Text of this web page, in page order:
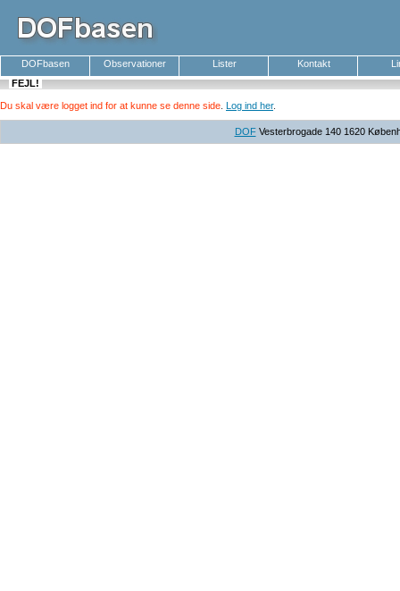
DOFbasen Observationer Lister Kontakt
FEJL!
Du skal være logget ind for at kunne se denne side Log ind her.
DOFVesterbrogade 140 1620